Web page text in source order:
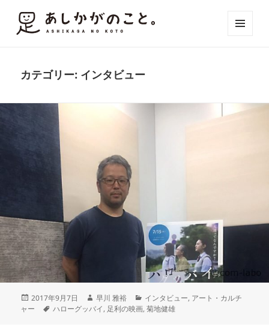
カテゴリー: インタビュー
2017年9月7日 早川 雅裕 インタビュー, アート・カルチ
ャー
ハローグッバイ, 足利の映画,菊地健雄